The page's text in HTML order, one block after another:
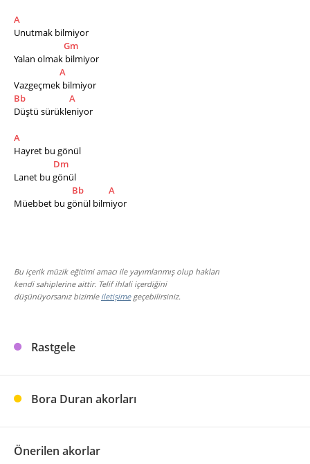
A
Unutmak bilmiyor
Gm
Yalan olmak bilmiyor
A
Vazgeçmek bilmiyor
Bb
A
Düştü sürükleniyor
A
Hayret bu gönül
Dm
Lanet bu gönül
Bb
A
Müebbet bu gönül bilmiyor
Bu içerik müzik eğitimi amacı ile yayımlanmış olup hakları
kendi sahiplerine aittir. Telif ihlali içerdiğini
düşünüyorsanız bizimle iletişimegeçebilirsiniz.
Rastgele
Bora Duran akorları
Önerilen akorlar